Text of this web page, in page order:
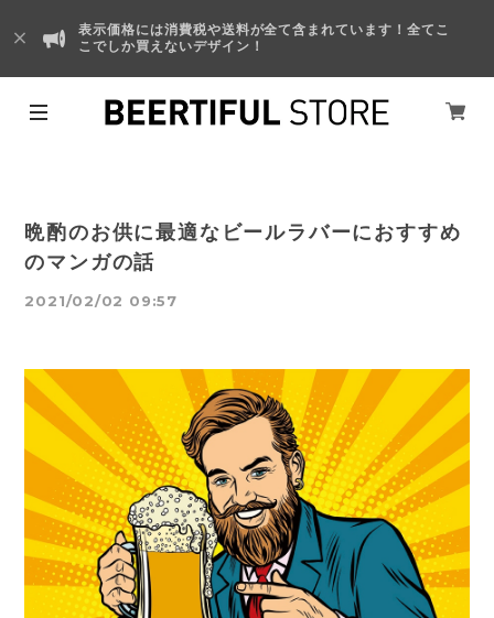
表示価格には消費税や送料が全て含まれています！全てこ
こでしか買えないデザイン！
晩酌のお供に最適なビールラバーにおすすめ
のマンガの話
2021/02/02 09:57